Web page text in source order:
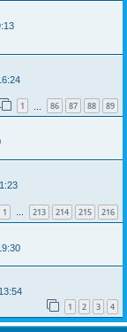
1 86 87 88 89
1 … 213 214 215 216
1 2 3 4